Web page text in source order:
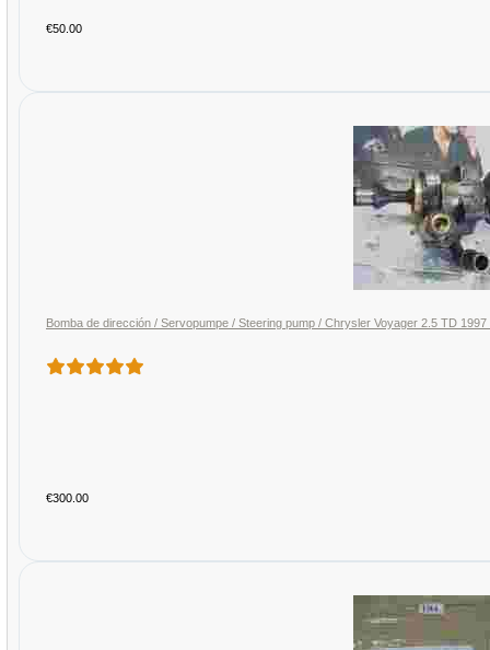
€50.00
Bomba de dirección / Servopumpe / Steering pump / Chrysler Voyager 2.5 TD
€300.00